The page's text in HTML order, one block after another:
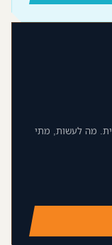
מה לעשות, מתי